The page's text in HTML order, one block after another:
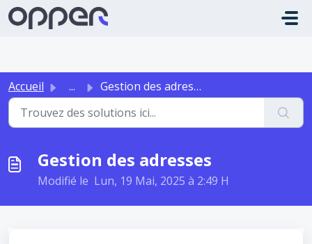
Passer au contenu principal
Accueil ... Gestion des adresses
Gestion des adresses
Modifié le Lun, 19 Mai, 2025 à 2:49 H